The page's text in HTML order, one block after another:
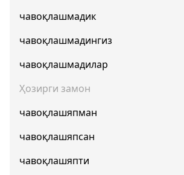
чавоқлашмадик
чавоқлашмадингиз
чавоқлашмадилар
Ҳозирги замон
чавоқлашяпман
чавоқлашяпсан
чавоқлашяпти